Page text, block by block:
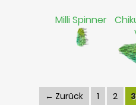
Milli Spinner
← Zurück 1 2 3